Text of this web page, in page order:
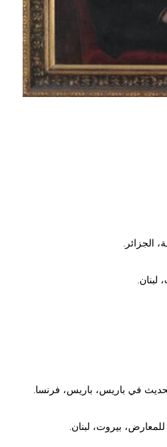
الجزائر.
لبنان.
في باريس، باريس، فرنسا.
بيروت، لبنان.